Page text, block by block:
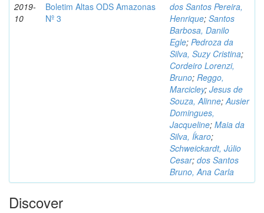
2019-
10
Boletim Altas ODS Amazonas
Nº 3
dos Santos Pereira,
Henrique; Santos
Barbosa, Danilo
Egle; Pedroza da
Silva, Suzy Cristina;
Cordeiro Lorenzi,
Bruno; Reggo,
Marcicley; Jesus de
Souza, Alinne;Ausier
Domingues,
Jacqueline; Maia da
Silva, Íkaro;
Schweickardt, Júlio
Cesar; dos Santos
Bruno, Ana Carla
Discover